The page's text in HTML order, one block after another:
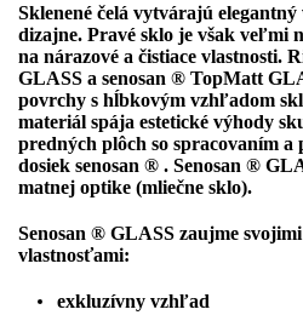
Sklenené čelá vytvárajú
dizajne. Pravé sklo je však veľmi
na nárazové a čistiace vlastnosti.
GLASS a senosan ® TopMatt
povrchy s hĺbkovým vzhľadom
materiál spája estetické výhody
predných plôch so spracovaním
dosiek senosan ® . Senosan ®
matnej optike (mliečne sklo).
Senosan ® GLASS zaujme
vlastnosťami:
exkluzívny vzhľad